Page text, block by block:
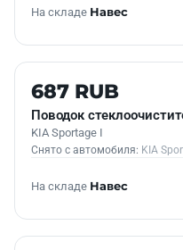
На складе Навес
Б/У В НАЛИЧИИ
687 RUB
Поводок
KIA Sportage I
Снято с автомобиля: KIA
На складе Навес